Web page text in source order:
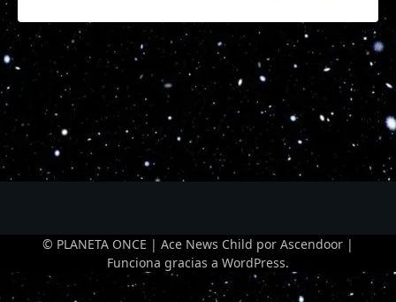
© PLANETA ONCE | Ace News Child por Ascendoor |
Funciona gracias a WordPress.